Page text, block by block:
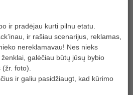
ir pradėjau kurti pilnu etatu.
ir rašiau scenarijus, reklamas,
nereklamavau! Nes nieks
galėčiau būtų jūsų bybio
foto).
ir galiu pasidžiaugt, kad kūrimo